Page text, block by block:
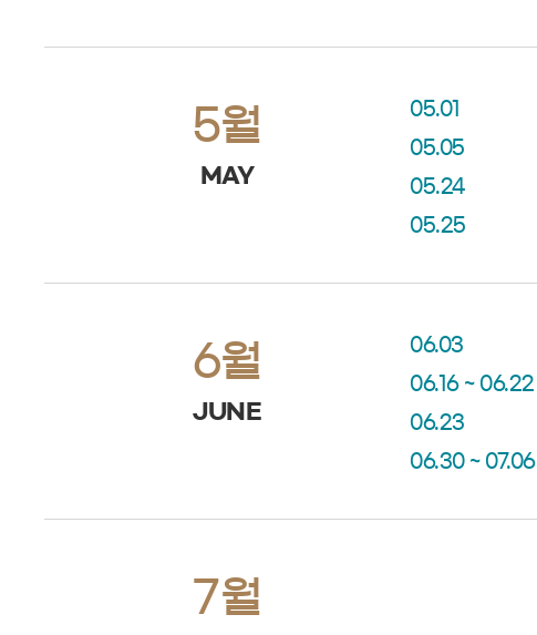
5월
MAY
05.01
05.05
05.24
05.25
6월
JUNE
06.03
06.16 ~ 06.22
06.23
06.30 ~ 07.06
7월